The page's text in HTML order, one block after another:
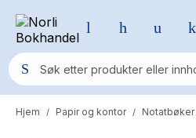
Populære søk
Hjem / Papir og kontor /